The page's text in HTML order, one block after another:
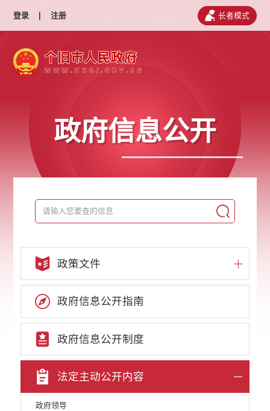
登录 | 注册 长者模式
政府信息公开
政策文件
政府信息公开指南
政府信息公开制度
法定主动公开内容
政府领导